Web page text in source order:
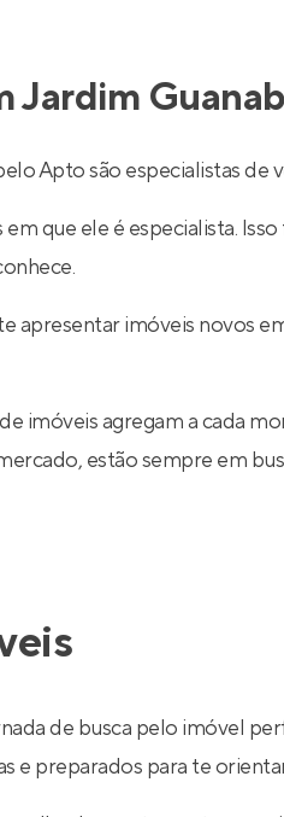
Jardim
Apto são especialistas de
que ele é especialista.
imóveis novos
imóveis agregam a cada
estão sempre em
de busca pelo imóvel
e preparados para te